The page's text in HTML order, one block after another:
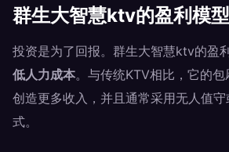
群生大智慧ktv的盈利模
投资是为了回报。群生大智慧ktv的盈
低人力成本。与传统KTV相比，它的
创造更多收入，并且通常采用无人值
式。